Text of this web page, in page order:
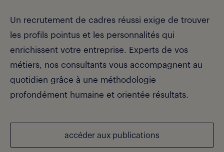
Un recrutement de cadres réussi exige de trouver
les profils pointus et les personnalités qui
enrichissent votre entreprise. Experts de vos
métiers, nos consultants vous accompagnent au
quotidien grâce à une méthodologie
profondément humaine et orientée résultats.
accéder aux publications